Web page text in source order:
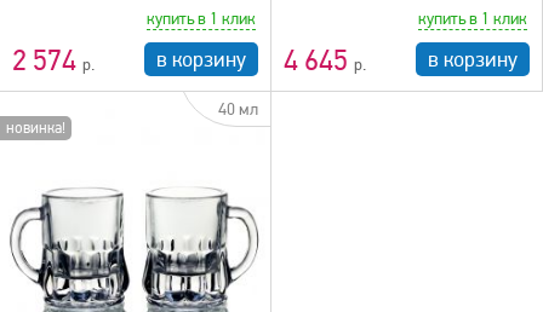
2 574
купить в 1 клик
в корзину 4 645
купить в 1 клик
в корзину
новинка!
40 мл